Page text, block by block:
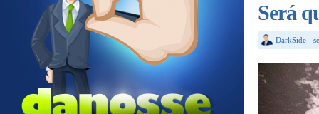
Será
DarkSide -